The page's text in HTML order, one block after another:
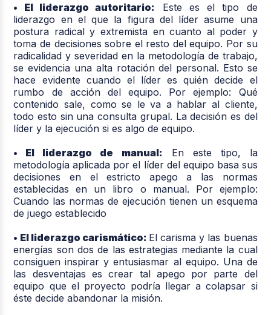
• El liderazgo autoritario: Este es el tipo de
liderazgo en el que la figura del líder asume una
postura radical y extremista en cuanto al poder y
toma de decisiones sobre el resto del equipo. Por su
radicalidad y severidad en la metodología de trabajo,
se evidencia una alta rotación del personal. Esto se
hace evidente cuando el líder es quién decide el
rumbo de acción del equipo. Por ejemplo: Qué
contenido sale, como se le va a hablar al cliente,
todo esto sin una consulta grupal. La decisión es del
líder y la ejecución si es algo de equipo.
• El liderazgo de manual: En este tipo, la
metodología aplicada por el líder del equipo basa sus
decisiones en el estricto apego a las normas
establecidas en un libro o manual. Por ejemplo:
Cuando las normas de ejecución tienen un esquema
de juego establecido
• El liderazgo carismático: El carisma y las buenas
energías son dos de las estrategias mediante la cual
consiguen inspirar y entusiasmar al equipo. Una de
las desventajas es crear tal apego por parte del
equipo que el proyecto podría llegar a colapsar si
éste decide abandonar la misión.